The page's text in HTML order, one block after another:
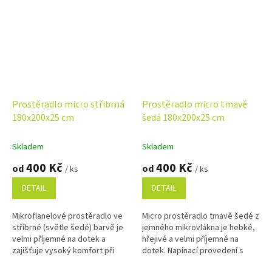
Prostěradlo micro střibrná
180x200x25 cm
Skladem
od400 Kč / ks
DETAIL
Mikroflanelové prostěradlo ve
stříbrné (světle šedé) barvě je
velmi příjemné na dotek a
zajišťuje vysoký komfort při
Prostěradlo micro tmavě
šedá 180x200x25 cm
Skladem
od400 Kč / ks
DETAIL
Micro prostěradlo tmavě šedé z
jemného mikrovlákna je hebké,
hřejivé a velmi příjemné na
dotek. Napínací provedení s